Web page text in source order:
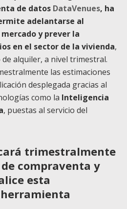
de datos DataVenues, ha
adelantarse al
y prever la
en el sector de la vivienda,
alquiler, a nivel trimestral.
las estimaciones
desplegada gracias al
como la Inteligencia
, puestas al servicio del
trimestralmente
compraventa y
esta